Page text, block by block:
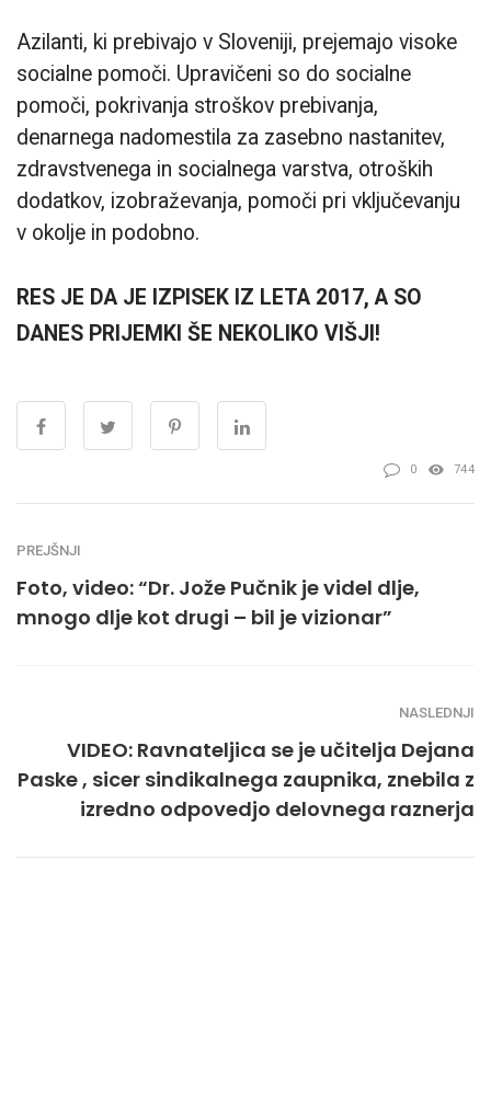
Azilanti, ki prebivajo v Sloveniji, prejemajo visoke
socialne pomoči. Upravičeni so do socialne
pomoči, pokrivanja stroškov prebivanja,
denarnega nadomestila za zasebno nastanitev,
zdravstvenega in socialnega varstva, otroških
dodatkov, izobraževanja, pomoči pri vključevanju
v okolje in podobno.
RES JE DA JE IZPISEK IZ LETA 2017, A SO
DANES PRIJEMKI ŠE NEKOLIKO VIŠJI!
0 744
PREJŠNJI
Foto, video: “Dr. Jože Pučnik je videl dlje,
mnogo dlje kot drugi – bil je vizionar”
NASLEDNJI
VIDEO: Ravnateljica se je učitelja Dejana
Paske , sicer sindikalnega zaupnika, znebila z
izredno odpovedjo delovnega raznerja